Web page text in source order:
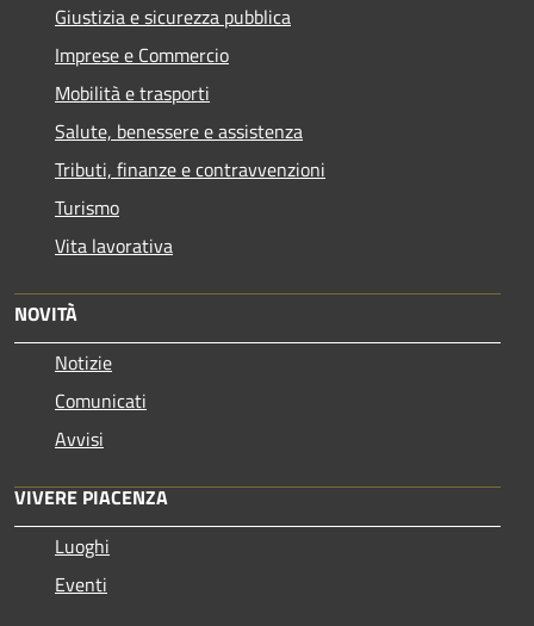
Giustizia e sicurezza pubblica
Imprese e Commercio
Mobilità e trasporti
Salute, benessere e assistenza
Tributi, finanze e contravvenzioni
Turismo
Vita lavorativa
NOVITÀ
Notizie
Comunicati
Avvisi
VIVERE PIACENZA
Luoghi
Eventi